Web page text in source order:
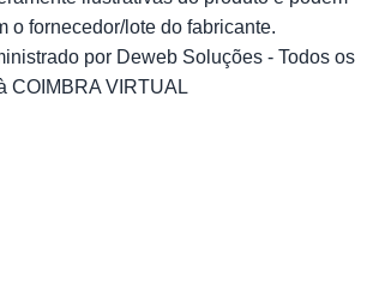
o fornecedor/lote do fabricante.
por Deweb Soluções - Todos os
COIMBRA VIRTUAL